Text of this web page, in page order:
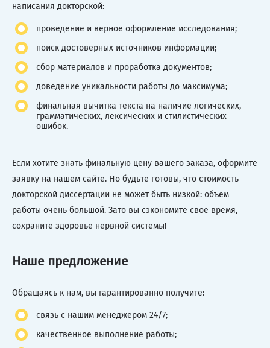
написания докторской:
проведение и верное оформление исследования;
поиск достоверных источников информации;
сбор материалов и проработка документов;
доведение уникальности работы до максимума;
финальная вычитка текста на наличие логических,
грамматических, лексических и стилистических
ошибок.
Если хотите знать финальную цену вашего заказа, оформите
заявку на нашем сайте. Но будьте готовы, что стоимость
докторской диссертации не может быть низкой: объем
работы очень большой. Зато вы сэкономите свое время,
сохраните здоровье нервной системы!
Наше предложение
Обращаясь к нам, вы гарантированно получите:
связь с нашим менеджером 24/7;
качественное выполнение работы;